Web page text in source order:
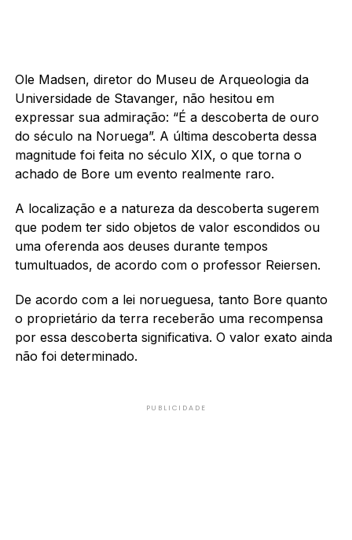
Ole Madsen, diretor do Museu de Arqueologia da
Universidade de Stavanger, não hesitou em
expressar sua admiração: “É a descoberta de ouro
do século na Noruega”. A última descoberta dessa
magnitude foi feita no século XIX, o que torna o
achado de Bore um evento realmente raro.
A localização e a natureza da descoberta sugerem
que podem ter sido objetos de valor escondidos ou
uma oferenda aos deuses durante tempos
tumultuados, de acordo com o professor Reiersen.
De acordo com a lei norueguesa, tanto Bore quanto
o proprietário da terra receberão uma recompensa
por essa descoberta significativa. O valor exato ainda
não foi determinado.
PUBLICIDADE